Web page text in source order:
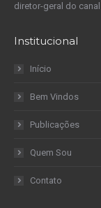
diretor-geral do canal
Institucional
Início
Bem Vindos
Publicações
Quem Sou
Contato